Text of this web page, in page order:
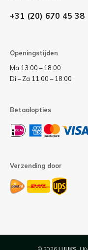
+31 (20) 670 45 38
Openingstijden
Ma 13:00 – 18:00
Di – Za 11:00 – 18:00
Betaalopties
Verzending door